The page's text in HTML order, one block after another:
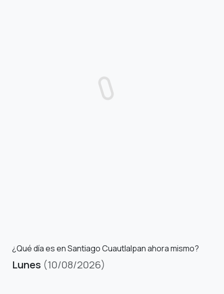
¿Qué día es en Santiago Cuautlalpan ahora mismo?
Lunes (10/08/2026)